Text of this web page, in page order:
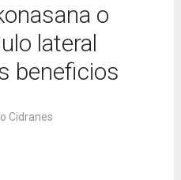
o
lateral
beneficios
Cidranes